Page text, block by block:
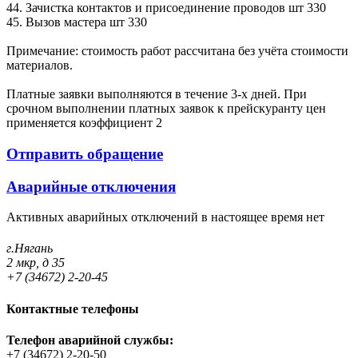
44. Зачистка контактов и присоединение проводов шт 330
45. Вызов мастера шт 330
Примечание: стоимость работ рассчитана без учёта стоимости
материалов.
Платные заявки выполняются в течение 3-х дней. При
срочном выполнении платных заявок к прейскуранту цен
применяется коэффициент 2
Отправить обращение
Аварийные отключения
Активных аварийных отключений в настоящее время нет
г.Нягань
2 мкр, д 35
+7 (34672) 2-20-45
Контактные телефоны
Телефон аварийной службы:
+7 (34672) 2-20-50